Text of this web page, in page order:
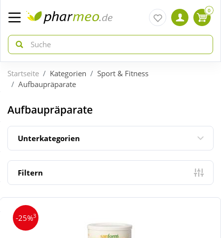
zurück
ÜBERSICHT AKTIONEN
Aktuelle Coupons
Neuheiten
Sale
zurück
ÜBERSICHT KATEGORIEN
Arzneimittel
Diabetes
Körperpflege & Kosmetik
0
Startseite Kategorien
Sport & Fitness
Aufbaupräparate
Aufbaupräparate
Unterkategorien
Filtern
-25%3